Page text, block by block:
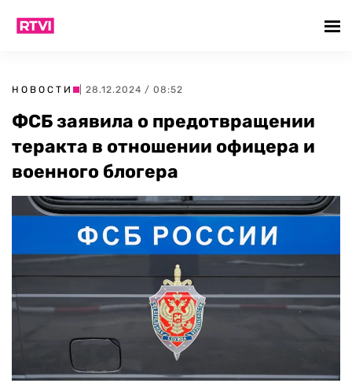
НОВОСТИ | 28.12.2024 / 08:52
ФСБ заявила о предотвращении
теракта в отношении офицера и
военного блогера